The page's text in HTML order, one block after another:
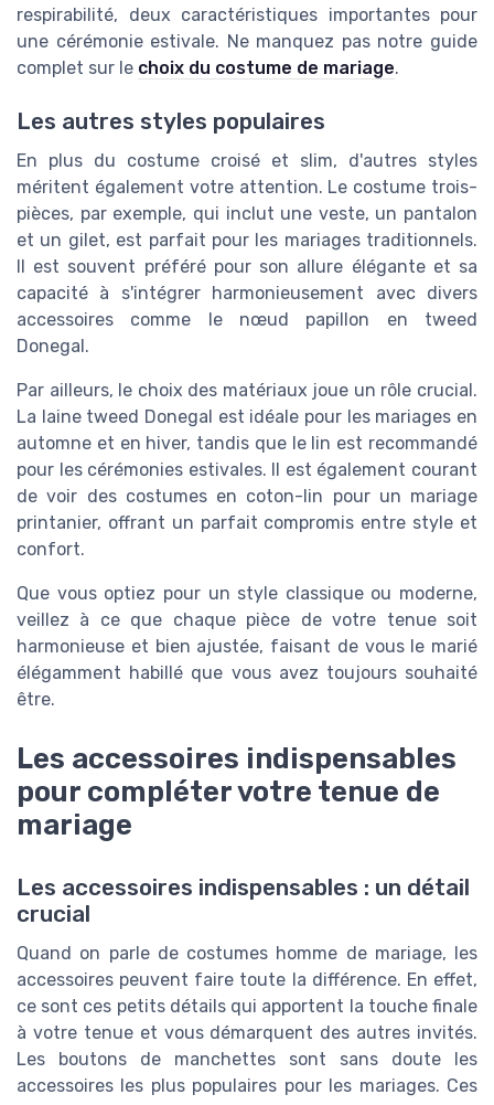
respirabilité, deux caractéristiques importantes pour
une cérémonie estivale. Ne manquez pas notre guide
complet sur le choix du costume de mariage.
Les autres styles populaires
En plus du costume croisé et slim, d'autres styles
méritent également votre attention. Le costume trois-
pièces, par exemple, qui inclut une veste, un pantalon
et un gilet, est parfait pour les mariages traditionnels.
Il est souvent préféré pour son allure élégante et sa
capacité à s'intégrer harmonieusement avec divers
accessoires comme le nœud papillon en tweed
Donegal.
Par ailleurs, le choix des matériaux joue un rôle crucial.
La laine tweed Donegal est idéale pour les mariages en
automne et en hiver, tandis que le lin est recommandé
pour les cérémonies estivales. Il est également courant
de voir des costumes en coton-lin pour un mariage
printanier, offrant un parfait compromis entre style et
confort.
Que vous optiez pour un style classique ou moderne,
veillez à ce que chaque pièce de votre tenue soit
harmonieuse et bien ajustée, faisant de vous le marié
élégamment habillé que vous avez toujours souhaité
être.
Les accessoires indispensables
pour compléter votre tenue de
mariage
Les accessoires indispensables : un détail
crucial
Quand on parle de costumes homme de mariage, les
accessoires peuvent faire toute la différence. En effet,
ce sont ces petits détails qui apportent la touche finale
à votre tenue et vous démarquent des autres invités.
Les boutons de manchettes sont sans doute les
accessoires les plus populaires pour les mariages. Ces